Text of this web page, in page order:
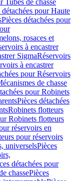
Tubes de chasse
détachées pour Haute
Pièces détachées pour
rosaces et
à encastrer
SigmaRéservoirs
à encastrer
pour Réservoirs
de chasse
pour Robinets
Pièces détachées
Robinets flotteurs
Robinets flotteurs
réservoirs en
pour réservoirs
universelsPièces
détachées pour
chassePièces